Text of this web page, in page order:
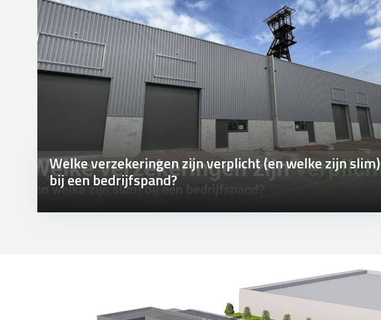
Welke verzekeringen zijn verplicht (en welke zijn slim)
bij een bedrijfspand?